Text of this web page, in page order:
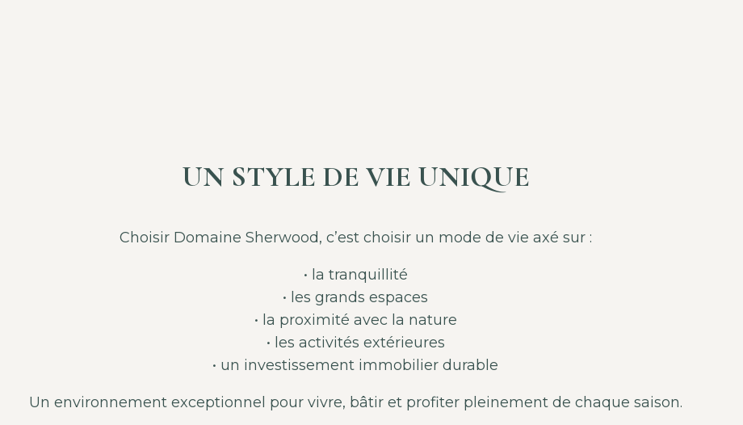
UN STYLE DE VIE UNIQUE
Choisir Domaine Sherwood, c’est choisir un mode de vie axé sur :
• la tranquillité
• les grands espaces
• la proximité avec la nature
• les activités extérieures
• un investissement immobilier durable
Un environnement exceptionnel pour vivre, bâtir et profiter pleinement de chaque saison.